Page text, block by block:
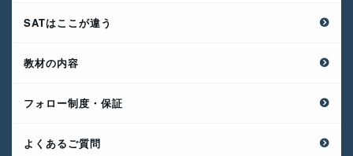
SATはここが違う
教材の内容
フォロー制度・保証
よくあるご質問